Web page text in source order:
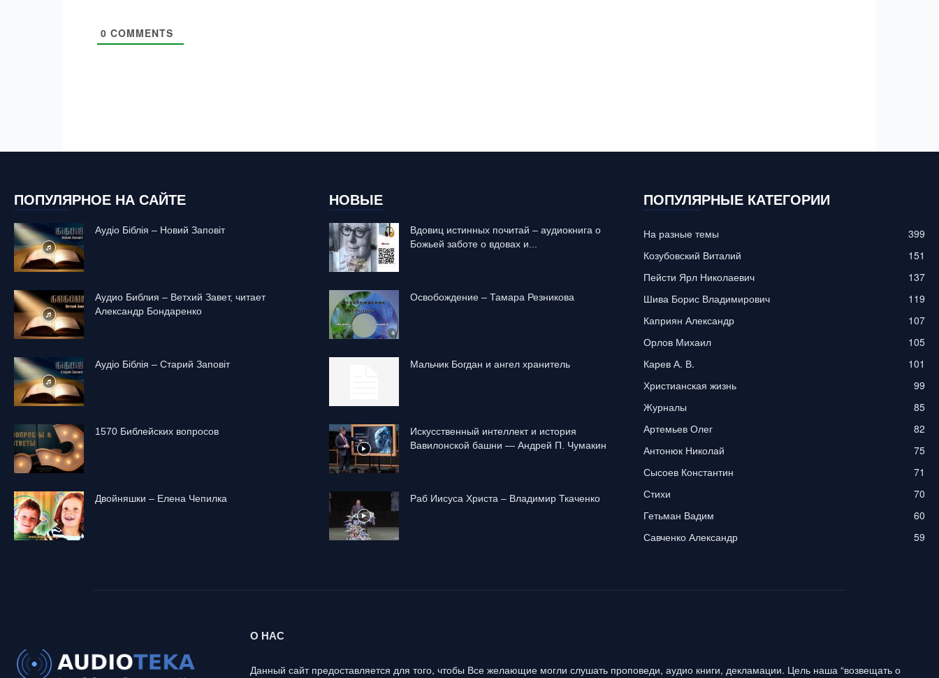
0 COMMENTS
ПОПУЛЯРНОЕ НА САЙТЕ
Аудіо Біблія – Новий Заповіт
Аудио Библия – Ветхий Завет, читает
Александр Бондаренко
Аудіо Біблія – Старий Заповіт
1570 Библейских вопросов
Двойняшки – Елена Чепилка
НОВЫЕ
Вдовиц истинных почитай – аудиокнига о
Божьей заботе о вдовах и...
Освобождение – Тамара Резникова
Mальчик Богдан и ангел хранитель
Искусственный интеллект и история
Вавилонской башни — Андрей П. Чумакин
Раб Иисуса Христа – Владимир Ткаченко
ПОПУЛЯРНЫЕ КАТЕГОРИИ
На разные темы
399
Козубовский Виталий
151
Пейсти Ярл Николаевич
137
Шива Борис Владимирович
119
Каприян Александр
107
Орлов Михаил
105
Карев А. В.
101
Христианская жизнь
99
Журналы
85
Артемьев Олег
82
Антонюк Николай
75
Сысоев Константин
71
Стихи
70
Гетьман Вадим
60
Савченко Александр
59
О НАС
Данный сайт предоставляется для того, чтобы Все желающие могли слушать проповеди, аудио книги, декламации. Цель наша “возвещать о